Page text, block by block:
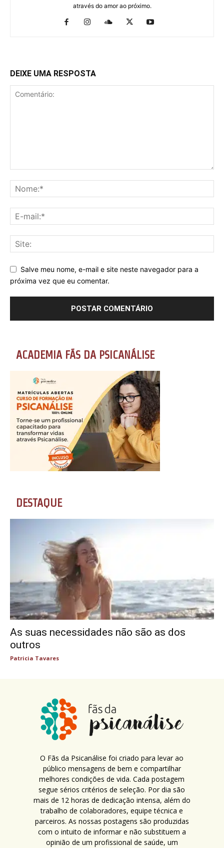
através do amor ao próximo.
DEIXE UMA RESPOSTA
Salve meu nome, e-mail e site neste navegador para a
próxima vez que eu comentar.
ACADEMIA FÃS DA PSICANÁLISE
DESTAQUE
As suas necessidades não são as dos
outros
Patricia Tavares
O Fãs da Psicanálise foi criado para levar ao
público mensagens de bem e compartilhar
melhores condições de vida. Cada postagem
segue sérios critérios de seleção. Por dia são
mais de 12 horas de dedicação intensa, além do
trabalho de colaboradores, equipe técnica e
parceiros. As nossas postagens são produzidas
com o intuito de informar e não substituem a
opinião de um profissional de saúde, um